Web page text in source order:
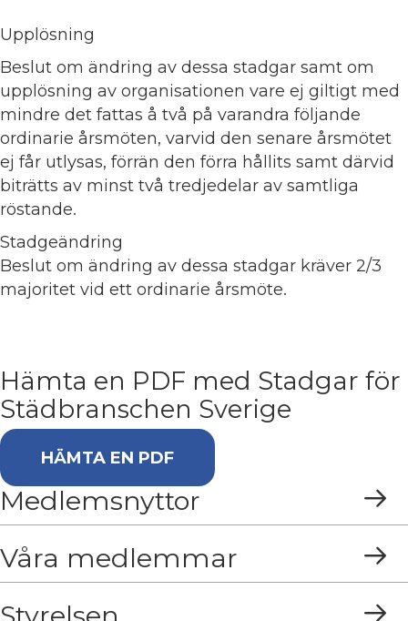
Upplösning
Beslut om ändring av dessa stadgar samt om
upplösning av organisationen vare ej giltigt med
mindre det fattas å två på varandra följande
ordinarie årsmöten, varvid den senare årsmötet
ej får utlysas, förrän den förra hållits samt därvid
biträtts av minst två tredjedelar av samtliga
röstande.
Stadgeändring
Beslut om ändring av dessa stadgar kräver 2/3
majoritet vid ett ordinarie årsmöte.
Hämta en PDF med Stadgar för
Städbranschen Sverige
HÄMTA EN PDF(OPENS IN NEW TAB)
Medlemsnyttor
Våra medlemmar